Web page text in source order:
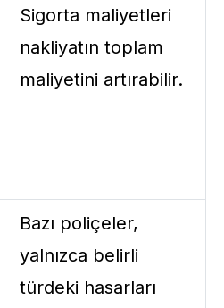
Sigorta maliyetleri
nakliyatın toplam
maliyetini artırabilir.
Bazı poliçeler,
yalnızca belirli
türdeki hasarları